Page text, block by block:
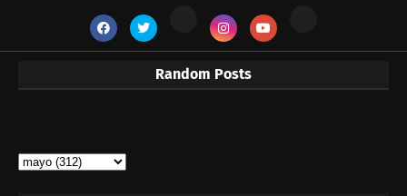
Random Posts